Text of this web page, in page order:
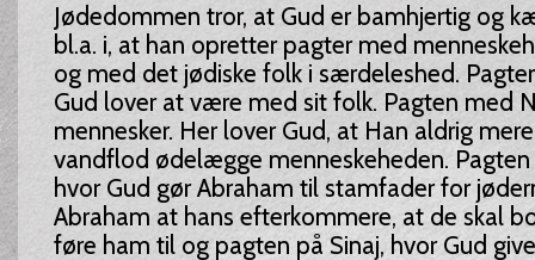
Jødedommen tror, at Gud er bamhjertig og
bl.a. i, at han opretter pagter med
og med det jødiske folk i særdeleshed. Pagter
Gud lover at være med sit folk. Pagten med
mennesker. Her lover Gud, at Han aldrig
vandflod ødelægge menneskeheden.
hvor Gud gør Abraham til stamfader for
Abraham at hans efterkommere, at de skal
føre ham til og pagten på Sinaj, hvor Gud